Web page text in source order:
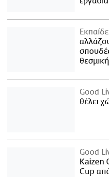
Good
θέλει
Good
Kaizen
Cup